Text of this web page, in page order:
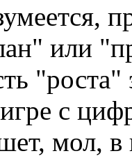
или
с
мол, в